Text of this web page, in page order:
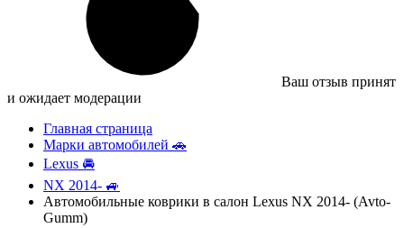
Ваш отзыв принят
и ожидает модерации
Главная страница
Марки автомобилей 🚗
Lexus 🚘
NX 2014- 🚙
Автомобильные коврики в салон Lexus NX 2014- (Avto-
Gumm)